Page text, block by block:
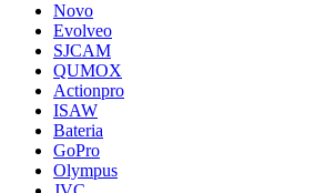
Novo
Evolveo
SJCAM
QUMOX
Actionpro
ISAW
Bateria
GoPro
Olympus